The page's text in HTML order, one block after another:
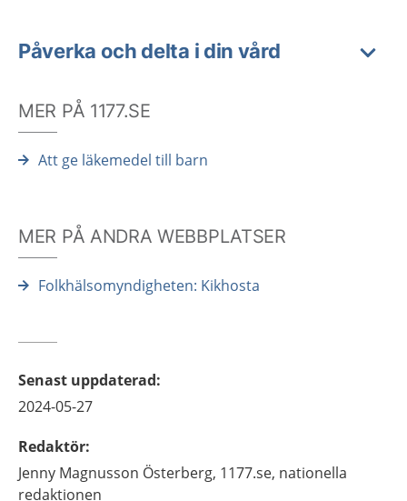
Påverka och delta i din vård
MER PÅ 1177.SE
Att ge läkemedel till barn
MER PÅ ANDRA WEBBPLATSER
Folkhälsomyndigheten: Kikhosta
Senast uppdaterad:
2024-05-27
Redaktör:
Jenny Magnusson Österberg, 1177.se, nationella
redaktionen